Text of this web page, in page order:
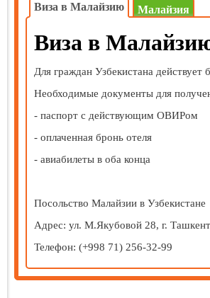
Виза в Малайзию
Виза в
Для граждан Узбекистана
Необходимые документы для
- паспорт с действующим ОВИРом
- оплаченная бронь отеля
- авиабилеты в оба конца
Посольство Малайзии в Узбекистане
Адрес: ул. М.Якубовой 28, г. Ташкент
Телефон: (+998 71) 256-32-99
Малайзия